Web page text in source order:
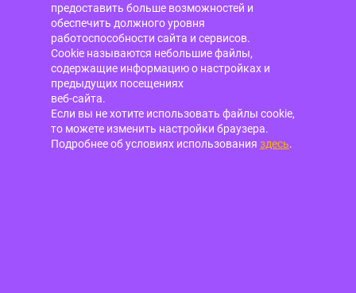
предоставить больше возможностей и
обеспечить должного уровня
работоспособности сайта и сервисов.
Cookie называются небольшие файлы,
содержащие информацию о настройках и
предыдущих посещениях
веб-сайта.
Если вы не хотите использовать файлы cookie,
то можете изменить настройки браузера.
Подробнее об условиях использования здесь.